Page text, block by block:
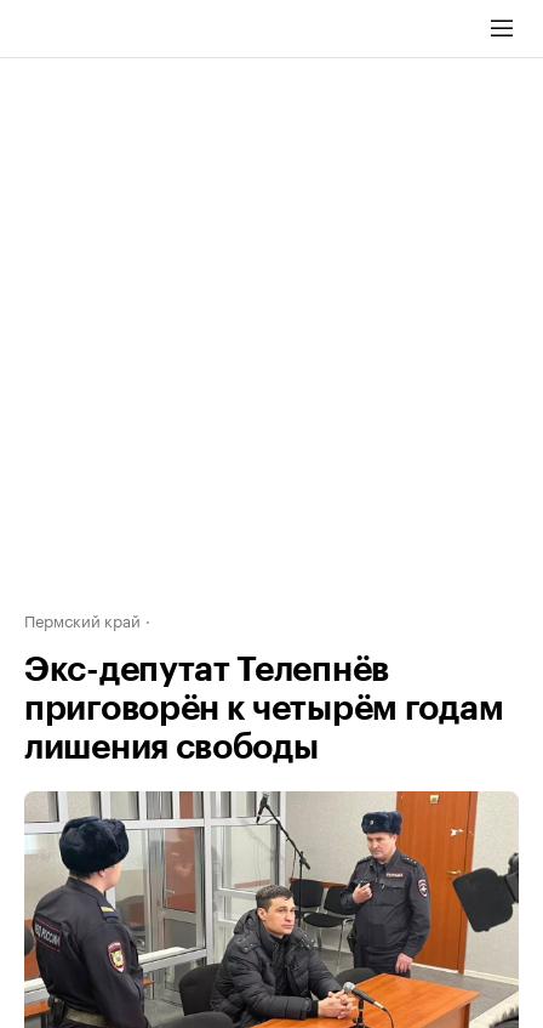
Пермский край
Экс-депутат Телепнёв
приговорён к четырём годам
лишения свободы